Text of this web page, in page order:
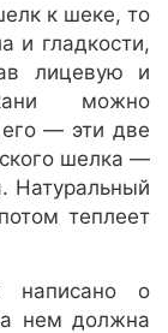
к шеке, то
и гладкости,
лицевую и
можно
— эти две
шелка —
Натуральный
теплеет
написано о
нем должна